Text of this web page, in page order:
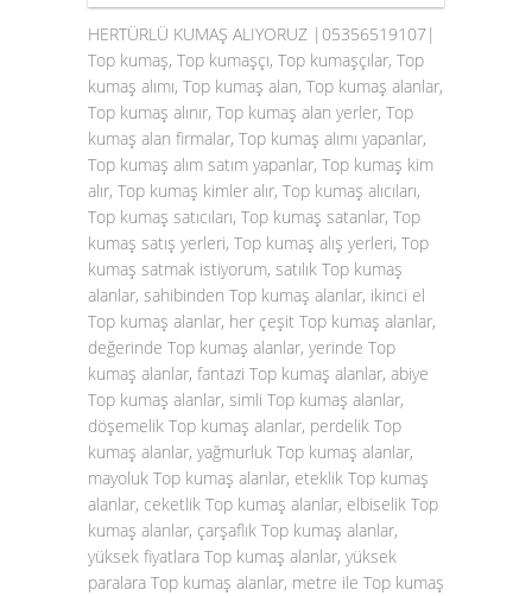
HERTÜRLÜ KUMAŞ ALIYORUZ |05356519107|
Top kumaş, Top kumaşçı, Top kumaşçılar, Top
kumaş alımı, Top kumaş alan, Top kumaş alanlar,
Top kumaş alınır, Top kumaş alan yerler, Top
kumaş alan firmalar, Top kumaş alımı yapanlar,
Top kumaş alım satım yapanlar, Top kumaş kim
alır, Top kumaş kimler alır, Top kumaş alıcıları,
Top kumaş satıcıları, Top kumaş satanlar, Top
kumaş satış yerleri, Top kumaş alış yerleri, Top
kumaş satmak istiyorum, satılık Top kumaş
alanlar, sahibinden Top kumaş alanlar, ikinci el
Top kumaş alanlar, her çeşit Top kumaş alanlar,
değerinde Top kumaş alanlar, yerinde Top
kumaş alanlar, fantazi Top kumaş alanlar, abiye
Top kumaş alanlar, simli Top kumaş alanlar,
döşemelik Top kumaş alanlar, perdelik Top
kumaş alanlar, yağmurluk Top kumaş alanlar,
mayoluk Top kumaş alanlar, eteklik Top kumaş
alanlar, ceketlik Top kumaş alanlar, elbiselik Top
kumaş alanlar, çarşaflık Top kumaş alanlar,
yüksek fiyatlara Top kumaş alanlar, yüksek
paralara Top kumaş alanlar, metre ile Top kumaş